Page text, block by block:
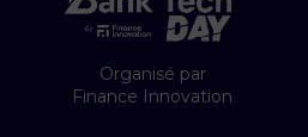
Organisé par
Finance Innovation